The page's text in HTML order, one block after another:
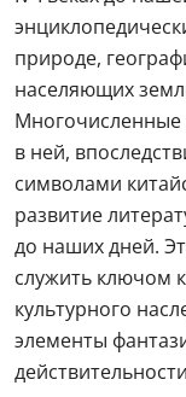
природе,
населяющих
Многочисленные
в ней,
символами
развитие
до наших дней.
служить ключом
культурного
элементы